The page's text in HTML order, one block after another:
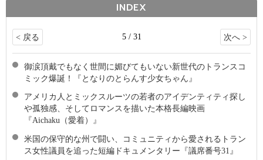
INDEX
< 戻る 5 / 31 次へ >
御涙頂戴でもなく世間に媚びてもいない新世代のトランスコ
ミック爆誕！『となりのとらんす少女ちゃん』
アメリカ人とミックスルーツの若者のアイデンティティ探し
や孤独感、そしてロマンスを描いた本格長編映画
『Aichaku（愛着）』
米国の保守的な州で闘い、コミュニティから愛されるトラン
ス女性議員を追った短編ドキュメンタリー『議席番号31』